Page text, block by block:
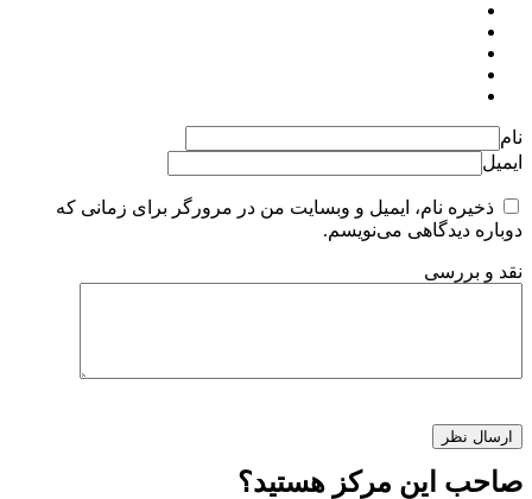
نام
ایمیل
ذخیره نام، ایمیل و وبسایت من در مرورگر برای زمانی که
دوباره دیدگاهی می‌نویسم.
نقد و بررسی
صاحب این مرکز هستید؟